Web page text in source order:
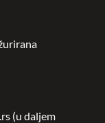
(u daljem